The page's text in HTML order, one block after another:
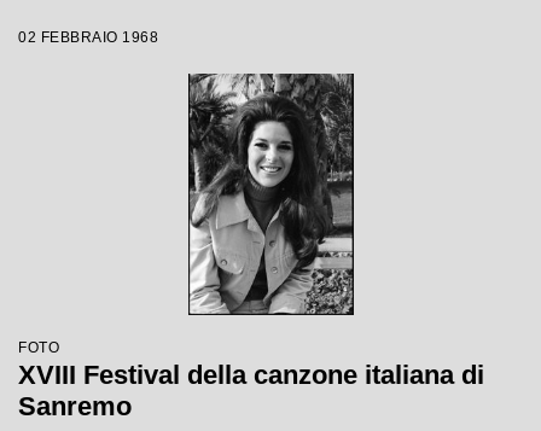
02 FEBBRAIO 1968
FOTO
XVIII Festival della canzone italiana di
Sanremo